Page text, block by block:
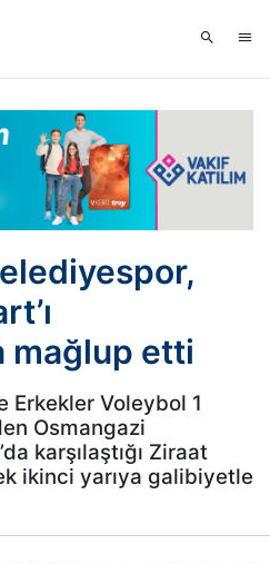
mağlup etti
Erkekler Voleybol 1
Osmangazi
karşılaştığı Ziraat
ikinci yarıya galibiyetle